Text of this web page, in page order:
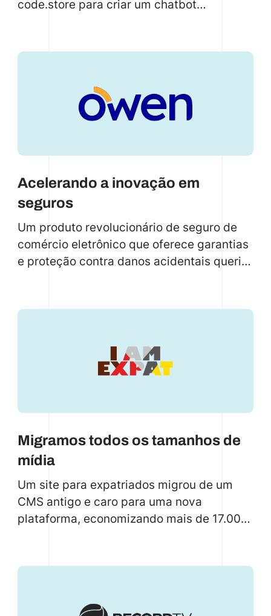
code.store para criar um chatbot
ferramenta flexível, 24 horas por dia, 7
propósito de suas vidas.
Acelerando a inovação em
seguros
Um produto revolucionário de seguro de
comércio eletrônico que oferece garantias
e proteção contra danos acidentais queria
escalonável para lidar com vendas on-line
cena, arquitetando a plataforma de pouco
código da Owen com tecnologias
modernas (Node.js, React.js, Typescript) e
TI. O resultado? Um lançamento perfeito,
clientes satisfeitos e a Owen posicionada
para o sucesso futuro.
Migramos todos os tamanhos de
mídia
Um site para expatriados migrou de um
CMS antigo e caro para uma nova
plataforma, economizando mais de 17.000